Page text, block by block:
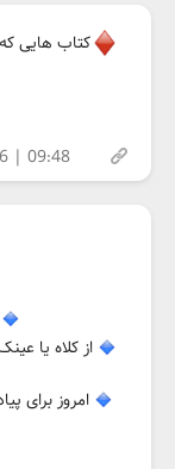
کتاب هایی
| 09:48
از کلاه یا
امروز برای